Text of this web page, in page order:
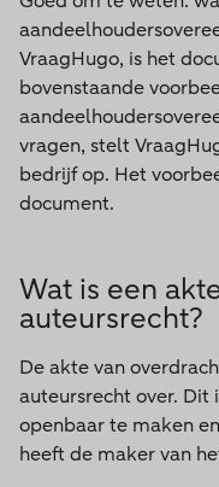
VraagHugo, is het
bovenstaande
vragen, stelt
bedrijf op. Het
document.
Wat is een
auteursrecht?
De akte van
auteursrecht over. Dit
openbaar te maken
heeft de maker van